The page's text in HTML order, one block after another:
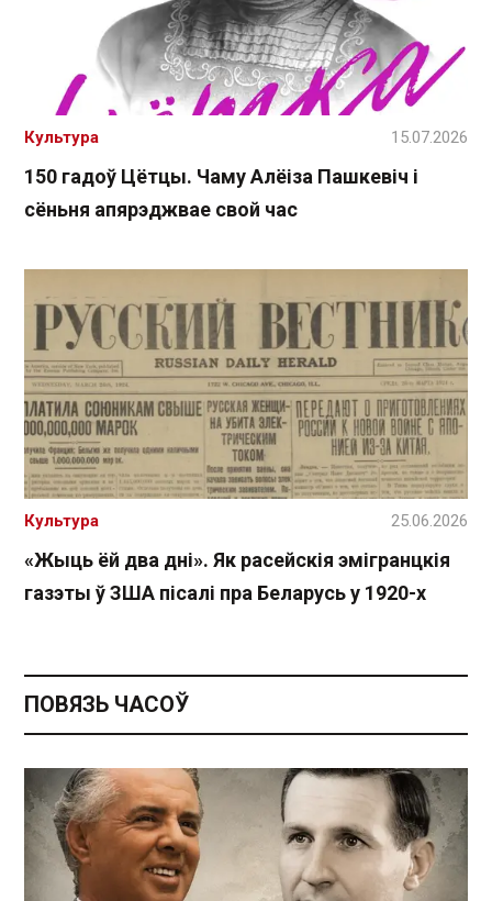
150 гадоў Цётцы. Чаму Алёіза Пашкевіч і
сёньня апярэджвае свой час
Культура 15.07.2026
«Жыць ёй два дні». Як расейскія эмігранцкія
газэты ў ЗША пісалі пра Беларусь у 1920-х
Культура 25.06.2026
ПОВЯЗЬ ЧАСОЎ